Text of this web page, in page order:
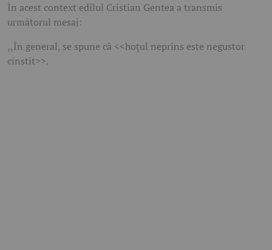
În acest context edilul Cristian Gentea a transmis
următorul mesaj:
,,În general, se spune că <<hoțul neprins este negustor
cinstit>>.